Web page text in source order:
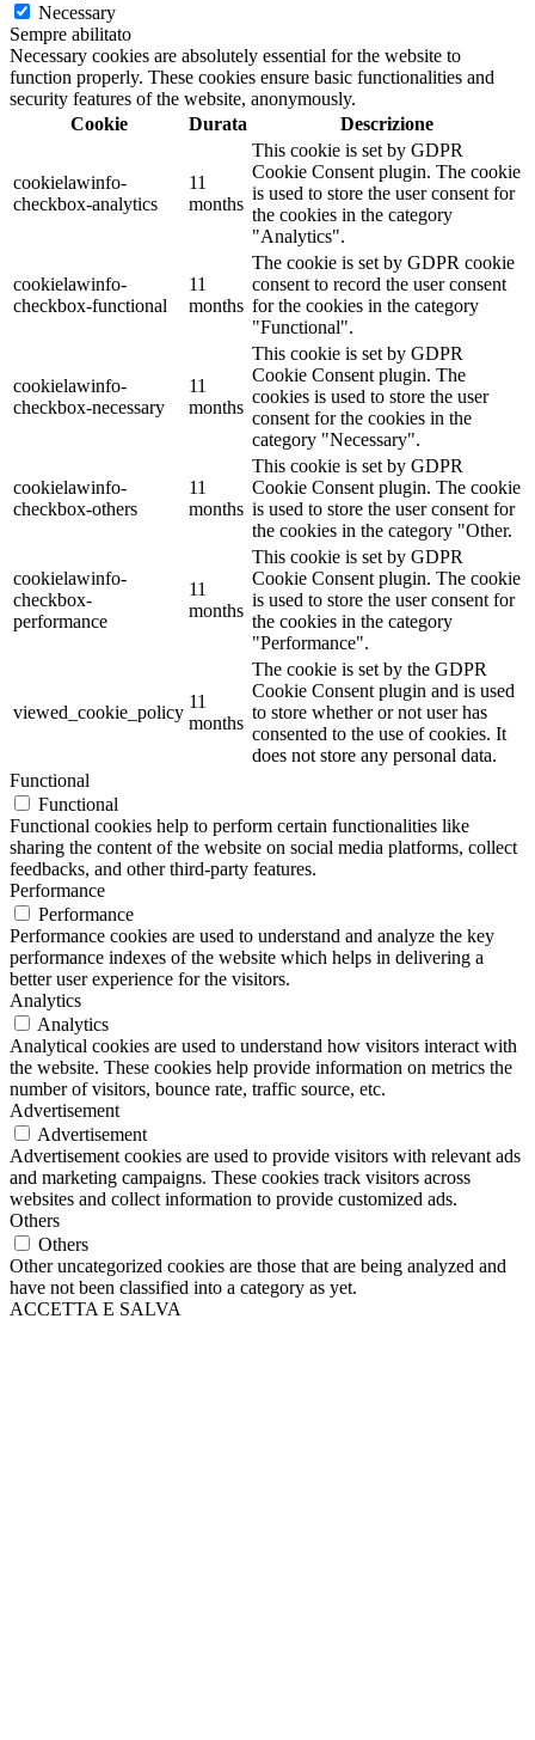
Necessary
Sempre abilitato
Necessary cookies are absolutely essential for the website to
function properly. These cookies ensure basic functionalities and
security features of the website, anonymously.
Cookie
Durata Descrizione
cookielawinfo-
checkbox-analytics
11
months
This cookie is set by GDPR
Cookie Consent plugin. The cookie
is used to store the user consent for
the cookies in the category
"Analytics".
cookielawinfo-
checkbox-functional
11
months
The cookie is set by GDPR cookie
consent to record the user consent
for the cookies in the category
"Functional".
cookielawinfo-
checkbox-necessary
11
months
This cookie is set by GDPR
Cookie Consent plugin. The
cookies is used to store the user
consent for the cookies in the
category "Necessary".
cookielawinfo-
checkbox-others
11
months
This cookie is set by GDPR
Cookie Consent plugin. The cookie
is used to store the user consent for
the cookies in the category "Other.
cookielawinfo-
checkbox-
performance
11
months
This cookie is set by GDPR
Cookie Consent plugin. The cookie
is used to store the user consent for
the cookies in the category
"Performance".
viewed_cookie_policy
11
months
The cookie is set by the GDPR
Cookie Consent plugin and is used
to store whether or not user has
consented to the use of cookies. It
does not store any personal data.
Functional
Functional
Functional cookies help to perform certain functionalities like
sharing the content of the website on social media platforms, collect
feedbacks, and other third-party features.
Performance
Performance
Performance cookies are used to understand and analyze the key
performance indexes of the website which helps in delivering a
better user experience for the visitors.
Analytics
Analytics
Analytical cookies are used to understand how visitors interact with
the website. These cookies help provide information on metrics the
number of visitors, bounce rate, traffic source, etc.
Advertisement
Advertisement
Advertisement cookies are used to provide visitors with relevant ads
and marketing campaigns. These cookies track visitors across
websites and collect information to provide customized ads.
Others
Others
Other uncategorized cookies are those that are being analyzed and
have not been classified into a category as yet.
ACCETTA E SALVA